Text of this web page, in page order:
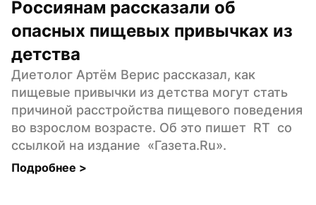
Россиянам рассказали об
опасных пищевых привычках из
детства
Диетолог Артём Верис рассказал, как
пищевые привычки из детства могут стать
причиной расстройства пищевого поведения
во взрослом возрасте. Об это пишет  RT  со
ссылкой на издание  «Газета.Ru».
Подробнее >